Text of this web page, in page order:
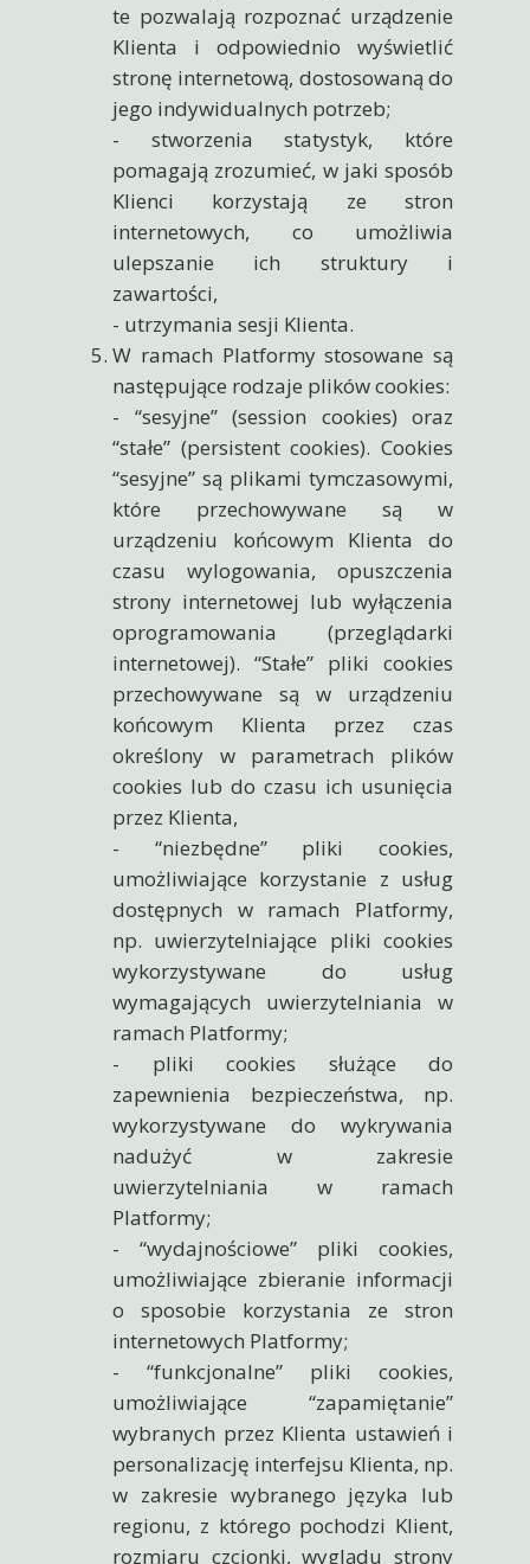
te pozwalają rozpoznać urządzenie
Klienta i odpowiednio wyświetlić
stronę internetową, dostosowaną do
jego indywidualnych potrzeb;
- stworzenia statystyk, które
pomagają zrozumieć, w jaki sposób
Klienci korzystają ze stron
internetowych, co umożliwia
ulepszanie ich struktury i
zawartości,
- utrzymania sesji Klienta.
W ramach Platformy stosowane są
następujące rodzaje plików cookies:
- “sesyjne” (session cookies) oraz
“stałe” (persistent cookies). Cookies
“sesyjne” są plikami tymczasowymi,
które przechowywane są w
urządzeniu końcowym Klienta do
czasu wylogowania, opuszczenia
strony internetowej lub wyłączenia
oprogramowania (przeglądarki
internetowej). “Stałe” pliki cookies
przechowywane są w urządzeniu
końcowym Klienta przez czas
określony w parametrach plików
cookies lub do czasu ich usunięcia
przez Klienta,
- “niezbędne” pliki cookies,
umożliwiające korzystanie z usług
dostępnych w ramach Platformy,
np. uwierzytelniające pliki cookies
wykorzystywane do usług
wymagających uwierzytelniania w
ramach Platformy;
- pliki cookies służące do
zapewnienia bezpieczeństwa, np.
wykorzystywane do wykrywania
nadużyć w zakresie
uwierzytelniania w ramach
Platformy;
- “wydajnościowe” pliki cookies,
umożliwiające zbieranie informacji
o sposobie korzystania ze stron
internetowych Platformy;
- “funkcjonalne” pliki cookies,
umożliwiające “zapamiętanie”
wybranych przez Klienta ustawień i
personalizację interfejsu Klienta, np.
w zakresie wybranego języka lub
regionu, z którego pochodzi Klient,
rozmiaru czcionki, wyglądu strony